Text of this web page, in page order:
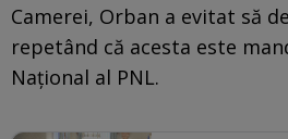
Camerei, Orban a evitat să
repetând că acesta este
Național al PNL.